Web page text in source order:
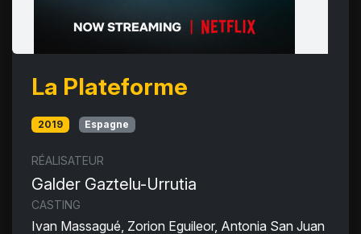
La Plateforme
2019 Espagne
RÉALISATEUR
Galder Gaztelu-Urrutia
CASTING
Ivan Massagué, Zorion Eguileor, Antonia San Juan